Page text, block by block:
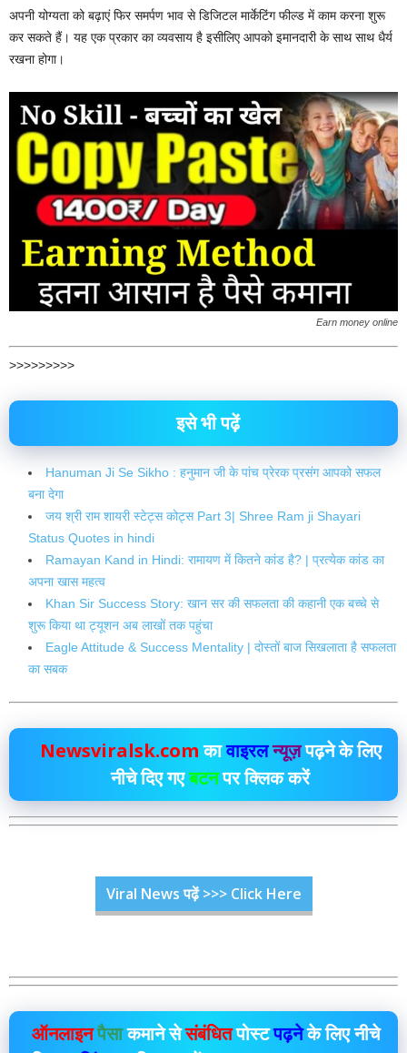
अपनी योग्यता को बढ़ाएं फिर समर्पण भाव से डिजिटल मार्केटिंग फील्ड में काम करना शुरू
कर सकते हैं। यह एक प्रकार का व्यवसाय है इसीलिए आपको इमानदारी के साथ साथ धैर्य
रखना होगा।
Earn money online
>>>>>>>>>
इसे भी पढ़ें
Hanuman Ji Se Sikho : हनुमान जी के पांच प्रेरक प्रसंग आपको सफल
बना देगा
जय श्री राम शायरी स्टेट्स कोट्स Part 3| Shree Ram ji Shayari
Status Quotes in hindi
Ramayan Kand in Hindi: रामायण में कितने कांड है? | प्रत्येक कांड का
अपना खास महत्व
Khan Sir Success Story: खान सर की सफलता की कहानी एक बच्चे से
शुरू किया था ट्यूशन अब लाखों तक पहुंचा
Eagle Attitude & Success Mentality | दोस्तों बाज सिखलाता है सफलता
का सबक
Newsviralsk.comकावाइरलन्यूज़पढ़ने के लिए
नीचे दिए गएबटनपर क्लिक करें
Viral News पढ़ें >>> Click Here
ऑनलाइनपैसाकमाने सेसंबंधितपोस्टपढ़नेके लिए नीचे